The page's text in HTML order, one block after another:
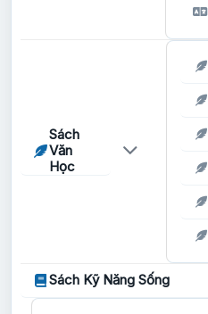
Sách
Văn
Học
Sách Kỹ Năng Sống